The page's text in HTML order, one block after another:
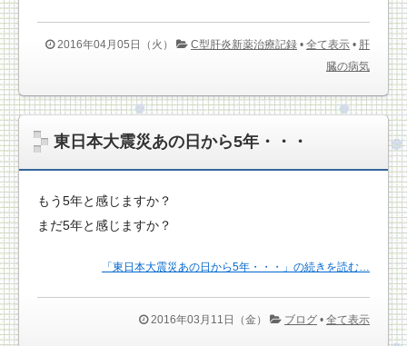
2016年04月05日（火） C型肝炎新薬治療記録 • 全て表示 • 肝
臓の病気
東日本大震災あの日から5年・・・
もう5年と感じますか？
まだ5年と感じますか？
「東日本大震災あの日から5年・・・」の続きを読む…
2016年03月11日（金） ブログ • 全て表示